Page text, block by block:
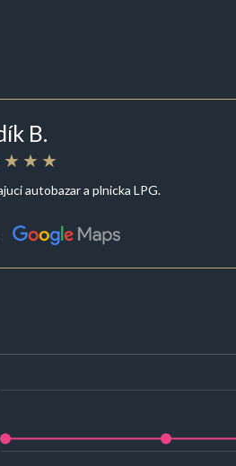
B.
autobazar a plnicka LPG.